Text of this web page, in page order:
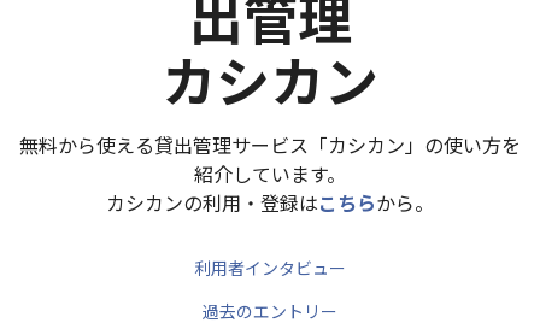
出管理
カシカン
無料から使える貸出管理サービス「カシカン」の使い方を
紹介しています。
カシカンの利用・登録はこちらから。
利用者インタビュー
過去のエントリー